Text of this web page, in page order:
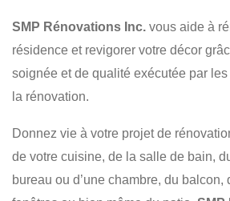
COMMERCIAL
SMP Rénovations Inc. vous aide à
résidence et revigorer votre décor
soignée et de qualité exécutée par les
la rénovation.
Donnez vie à votre projet de
de votre cuisine, de la salle de bain,
bureau ou d’une chambre, du balcon,